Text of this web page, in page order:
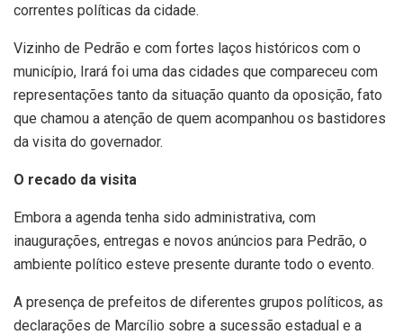
correntes políticas da cidade.
Vizinho de Pedrão e com fortes laços históricos com o
município, Irará foi uma das cidades que compareceu com
representações tanto da situação quanto da oposição, fato
que chamou a atenção de quem acompanhou os bastidores
da visita do governador.
O recado da visita
Embora a agenda tenha sido administrativa, com
inaugurações, entregas e novos anúncios para Pedrão, o
ambiente político esteve presente durante todo o evento.
A presença de prefeitos de diferentes grupos políticos, as
declarações de Marcílio sobre a sucessão estadual e a